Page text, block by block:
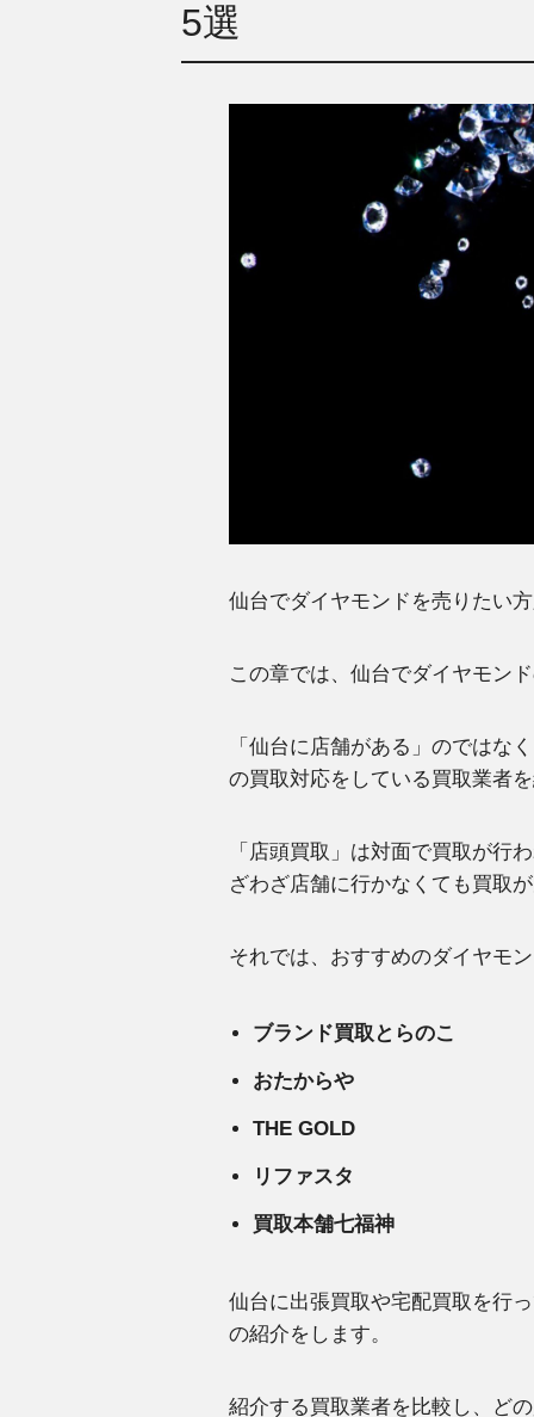
5選
仙台でダイヤモンドを売りたい
この章では、仙台でダイヤモン
「仙台に店舗がある」のではな
の買取対応をしている買取業者
「店頭買取」は対面で買取が行
ざわざ店舗に行かなくても買取
それでは、おすすめのダイヤモ
ブランド買取とらのこ
おたからや
THE GOLD
リファスタ
買取本舗七福神
仙台に出張買取や宅配買取を行
の紹介をします。
紹介する買取業者を比較し、ど